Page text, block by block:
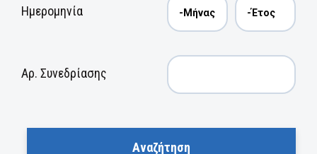
Ημερομηνία
Αρ. Συνεδρίασης